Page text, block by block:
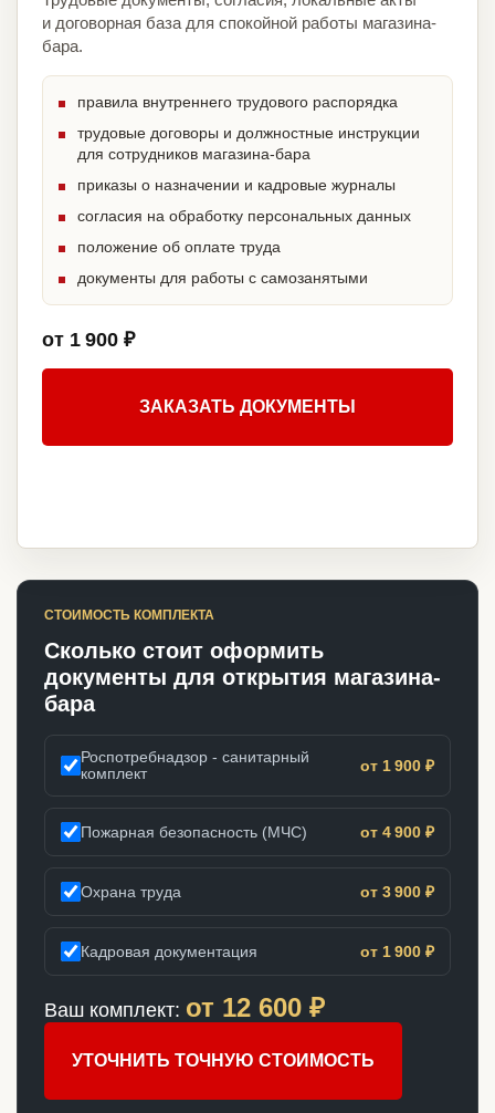
и договорная база для спокойной работы магазина-
бара.
правила внутреннего трудового распорядка
трудовые договоры и должностные инструкции
для сотрудников магазина-бара
приказы о назначении и кадровые журналы
согласия на обработку персональных данных
положение об оплате труда
документы для работы с самозанятыми
от 1 900 ₽
ЗАКАЗАТЬ ДОКУМЕНТЫ
СТОИМОСТЬ КОМПЛЕКТА
Сколько стоит оформить
документы для открытия магазина-
бара
Роспотребнадзор - санитарный
комплект
от 1 900 ₽
Пожарная безопасность (МЧС) от 4 900 ₽
Охрана труда от 3 900 ₽
Кадровая документация от 1 900 ₽
Ваш комплект: от 12 600 ₽
УТОЧНИТЬ ТОЧНУЮ СТОИМОСТЬ